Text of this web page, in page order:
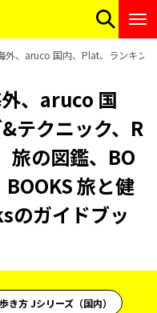
、aruco 国内、Plat、ランキン
、aruco 国
テクニック、R
の図鑑、BO
旅と健
のガイドブッ
き方 Jシリーズ（国内）